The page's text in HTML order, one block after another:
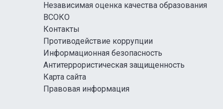
Независимая оценка качества образования
ВСОКО
Контакты
Противодействие коррупции
Информационная безопасность
Антитеррористическая защищенность
Карта сайта
Правовая информация